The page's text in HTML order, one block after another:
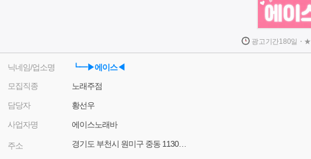
광고기간180일 · ★
닉네임/업소명
┗━▶에이스◀
모집직종
노래주점
담당자 황선우
사업자명 에이스노래바
주소 경기도 부천시 원미구 중동 1130-13